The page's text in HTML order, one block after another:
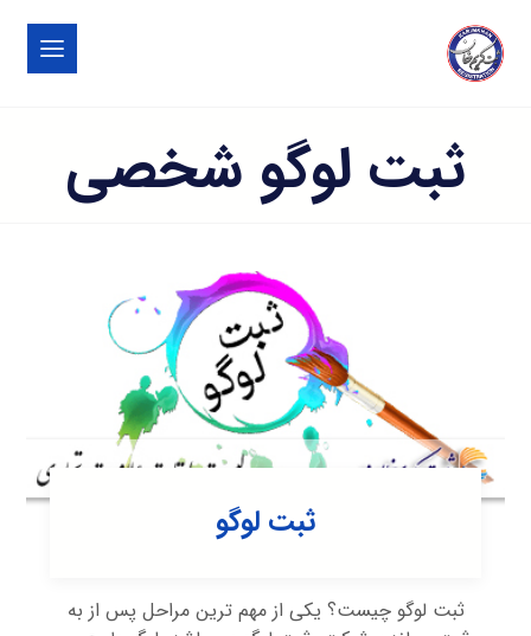
ثبت لوگو شخصی
ثبت لوگو
ثبت لوگو چیست؟ یکی از مهم ترین مراحل پس از به